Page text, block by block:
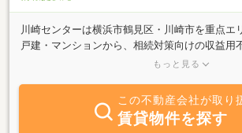
川崎センターは横浜市鶴見区・川崎市を重点エ
戸建・マンションから、相続対策向けの収益用
地のご相談まで、幅広くお取扱いしております
もっと見る
この不動産会社が取り
賃貸物件を探す